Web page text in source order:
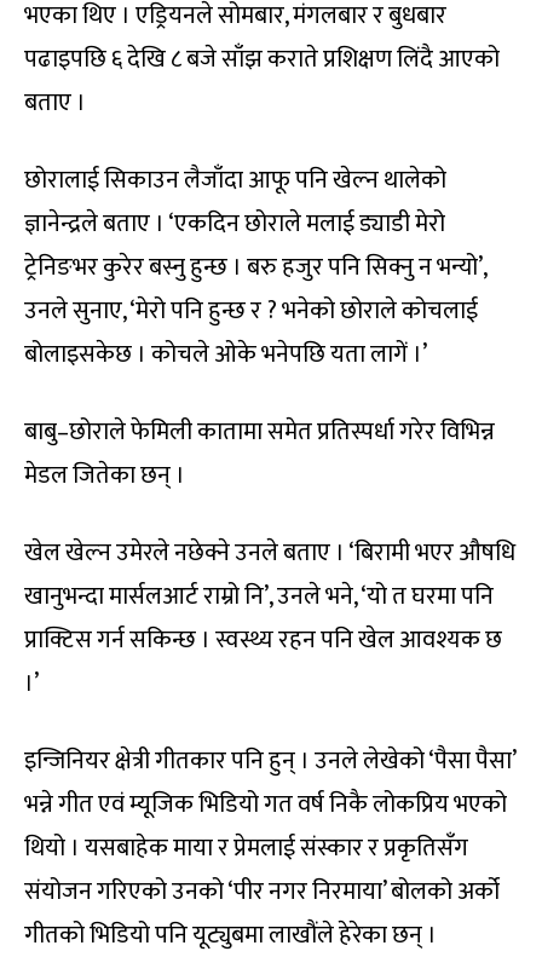
भएका थिए । एड्रियनले सोमबार, मंगलबार र बुधबार
पढाइपछि ६ देखि ८ बजे साँझ कराते प्रशिक्षण लिंदै आएको
बताए ।
छोरालाई सिकाउन लैजाँदा आफू पनि खेल्न थालेको
ज्ञानेन्द्रले बताए । ‘एकदिन छोराले मलाई ड्याडी मेरो
ट्रेनिङभर कुरेर बस्नु हुन्छ । बरु हजुर पनि सिक्नु न भन्यो’,
उनले सुनाए, ‘मेरो पनि हुन्छ र ? भनेको छोराले कोचलाई
बोलाइसकेछ । कोचले ओके भनेपछि यता लागें ।’
बाबु–छोराले फेमिली कातामा समेत प्रतिस्पर्धा गरेर विभिन्न
मेडल जितेका छन् ।
खेल खेल्न उमेरले नछेक्ने उनले बताए । ‘बिरामी भएर औषधि
खानुभन्दा मार्सलआर्ट राम्रो नि’, उनले भने, ‘यो त घरमा पनि
प्राक्टिस गर्न सकिन्छ । स्वस्थ्य रहन पनि खेल आवश्यक छ
।’
इन्जिनियर क्षेत्री गीतकार पनि हुन् । उनले लेखेको ‘पैसा पैसा’
भन्ने गीत एवं म्यूजिक भिडियो गत वर्ष निकै लोकप्रिय भएको
थियो । यसबाहेक माया र प्रेमलाई संस्कार र प्रकृतिसँग
संयोजन गरिएको उनको ‘पीर नगर निरमाया’ बोलको अर्को
गीतको भिडियो पनि यूट्युबमा लाखौंले हेरेका छन् ।